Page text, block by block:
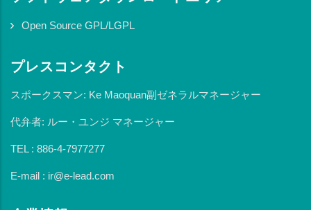
Open Source GPL/LGPL
プレスコンタクト
スポークスマン: Ke Maoquan副ゼネラルマネージャー
代弁者: ルー・ユンジ マネージャー
TEL : 886-4-7977277
E-mail : ir@e-lead.com